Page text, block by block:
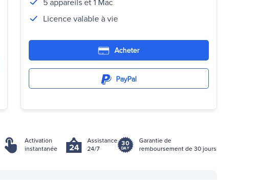
5 appareils et 1 Mac
Licence valable à vie
Acheter
PayPal
Activation
instantanée
Assistance
24/7
Garantie de
remboursement de 30 jours